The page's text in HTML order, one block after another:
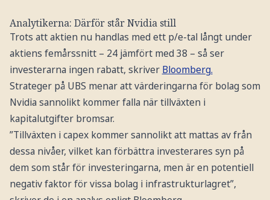
Analytikerna: Därför står Nvidia still
Trots att aktien nu handlas med ett p/e-tal långt under
aktiens femårssnitt – 24 jämfört med 38 – så ser
investerarna ingen rabatt, skriver Bloomberg.
Strateger på UBS menar att värderingarna för bolag som
Nvidia sannolikt kommer falla när tillväxten i
kapitalutgifter bromsar.
”Tillväxten i capex kommer sannolikt att mattas av från
dessa nivåer, vilket kan förbättra investerares syn på
dem som står för investeringarna, men är en potentiell
negativ faktor för vissa bolag i infrastrukturlagret”,